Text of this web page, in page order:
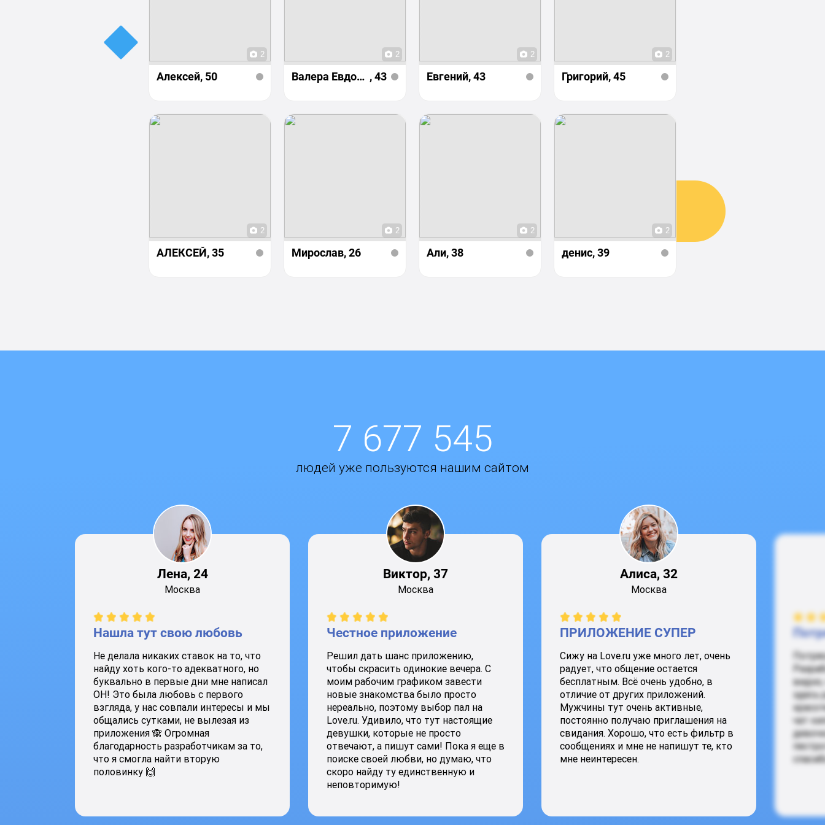
2
Алексей, 50
2
Валера Евдокимов , 43
2
Евгений, 43
2
Григорий, 45
2
АЛЕКСЕЙ, 35
2
Мирослав, 26
2
Али, 38
2
денис, 39
7 677 545
людей уже пользуются нашим сайтом
Лена, 24
Москва
Нашла тут свою любовь
Не делала никаких ставок на то, что
найду хоть кого-то адекватного, но
буквально в первые дни мне написал
ОН! Это была любовь с первого
взгляда, у нас совпали интересы и мы
общались сутками, не вылезая из
приложения 🙈 Огромная
благодарность разработчикам за то,
что я смогла найти вторую
половинку 🙌
Виктор, 37
Москва
Честное приложение
Решил дать шанс приложению,
чтобы скрасить одинокие вечера. С
моим рабочим графиком завести
новые знакомства было просто
нереально, поэтому выбор пал на
Love.ru. Удивило, что тут настоящие
девушки, которые не просто
отвечают, а пишут сами! Пока я еще в
поиске своей любви, но думаю, что
скоро найду ту единственную и
неповторимую!
Алиса, 32
Москва
ПРИЛОЖЕНИЕ СУПЕР
Сижу на Love.ru уже много лет, очень
радует, что общение остается
бесплатным. Всё очень удобно, в
отличие от других приложений.
Мужчины тут очень активные,
постоянно получаю приглашения на
свидания. Хорошо, что есть фильтр в
сообщениях и мне не напишут те, кто
мне неинтересен.
здесь
чат